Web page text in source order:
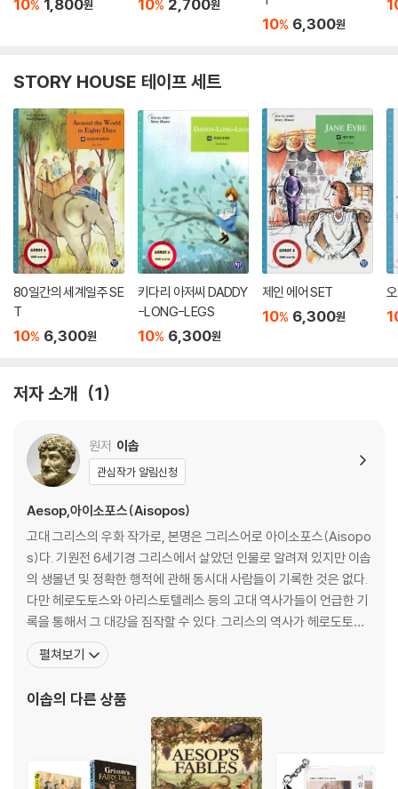
10% 1,800원 10% 2,700원
10% 6,300원
STORY HOUSE 테이프 세트
80일간의 세계일주 SE
T
10% 6,300원
키다리 아저씨 DADDY
-LONG-LEGS
10% 6,300원
제인 에어 SET
10% 6,300원
저자 소개 1
원저 이솝
관심작가 알림신청
Aesop,아이소포스(Aisopos)
고대 그리스의 우화 작가로, 본명은 그리스어로 아이소포스(Aisopo
s)다. 기원전 6세기경 그리스에서 살았던 인물로 알려져 있지만 이솝
의 생몰년 및 정확한 행적에 관해 동시대 사람들이 기록한 것은 없다.
다만 헤로도토스와 아리스토텔레스 등의 고대 역사가들이 언급한 기
록을 통해서 그 대강을 짐작할 수 있다. 그리스의 역사가 헤로도토스
에 의해 기원전 6세기 초반에 살았던 인물로 추정되었고, 아리스토텔
레스와 같은 고대 그리스 학자에 의해 현재의 터키 내륙 지방에 해당
다. 또한 2세기경 그리스에서 저술된 것으로
펼쳐보기
이솝의 다른 상품